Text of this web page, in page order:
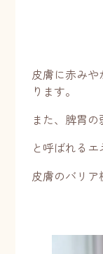
皮膚に赤み
ります。
また、脾胃の
と呼ばれるエ
皮膚のバリア